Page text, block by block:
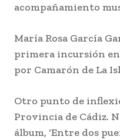
acompañamiento
María Rosa García
primera incursión en
por Camarón de La
Otro punto de
Provincia de Cádiz.
álbum, ‘Entre dos